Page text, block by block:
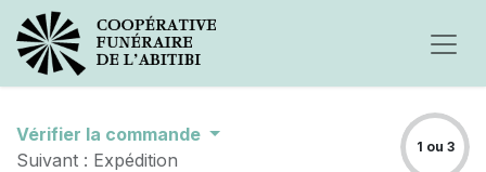
Vérifier la commande
Suivant : Expédition
1 ou 3